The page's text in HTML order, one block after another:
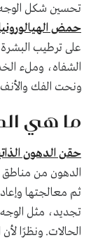
تحسين شكل
حمض
على ترطيب البشرة
الشفاه، وملء
ونحت الفك والأنف
ما هي
حقن الدهون
الدهون من
ثم معالجتها
تجديد، مثل
الحالات. ونظرًا